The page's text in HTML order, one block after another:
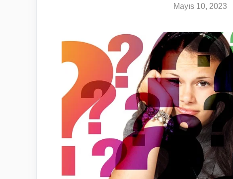
Mayıs 10, 2023